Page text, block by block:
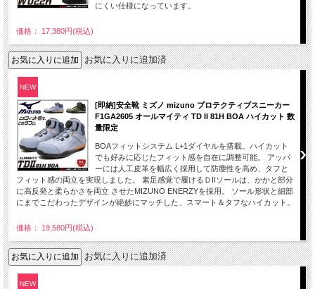
にくい仕様になっています。
価格： 17,380円(税込)
お気に入りに追加済
NEW
[即納]安全靴 ミズノ mizuno プロテクティブスニーカー
F1GA2605 オールマイティ TD II 81H BOA ハイカット 数
量限定
BOAフィットシステム L+1ダイヤルを搭載。ハイカット
でも好みに応じたフィット感を自在に調整可能。 アッパ
ーには人工皮革を幅広く採用して防塵性を高め、タフと
フィット感の両立を実現しました。 素足感覚で履けるＤIIソールは、かかと部分
に高反発と柔らかさを両立 させたMIZUNO ENERZYを採用。 ソール形状と細部
にまでこだわったデザインが絶妙にマッチした、スマート＆タフなハイカット。
価格： 19,580円(税込)
お気に入りに追加済
NEW